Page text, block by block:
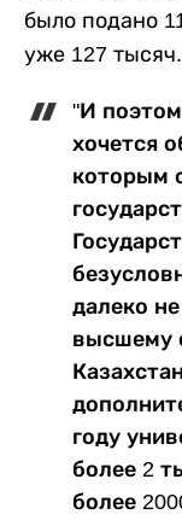
было подано
уже 127
"И
хочется
которым
далеко
высшему
году
более 2
более